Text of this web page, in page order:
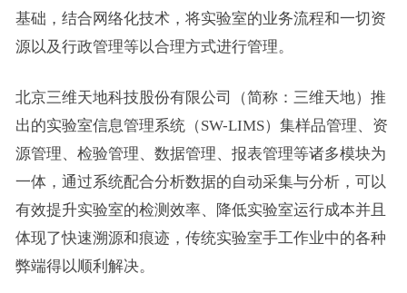
基础，结合网络化技术，将实验室的业务流程和一切资
源以及行政管理等以合理方式进行管理。
北京三维天地科技股份有限公司（简称：三维天地）推
出的实验室信息管理系统（SW-LIMS）集样品管理、资
源管理、检验管理、数据管理、报表管理等诸多模块为
一体，通过系统配合分析数据的自动采集与分析，可以
有效提升实验室的检测效率、降低实验室运行成本并且
体现了快速溯源和痕迹，传统实验室手工作业中的各种
弊端得以顺利解决。